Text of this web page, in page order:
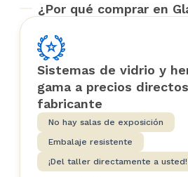
¿Por qué comprar en
Sistemas de vidrio y
gama a precios
fabricante
No hay salas de exposición
Embalaje resistente
¡Del taller directamente a usted!